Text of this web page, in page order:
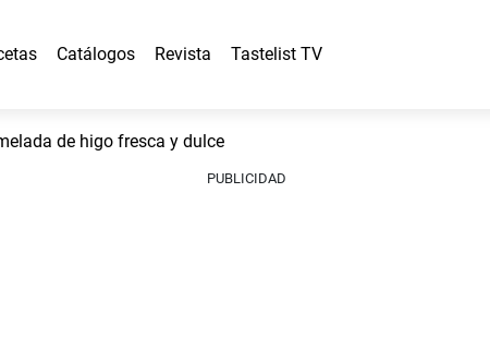
Catálogos Revista Tastelist TV
de higo fresca y dulce
PUBLICIDAD